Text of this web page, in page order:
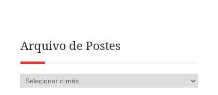
Arquivo de Postes
Arquivo
de